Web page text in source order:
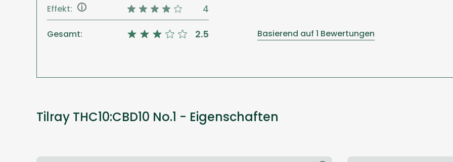
Effekt: i 4
Gesamt: 2.5 Basierend auf 1 Bewertungen
Tilray THC10:CBD10 No.1 - Eigenschaften